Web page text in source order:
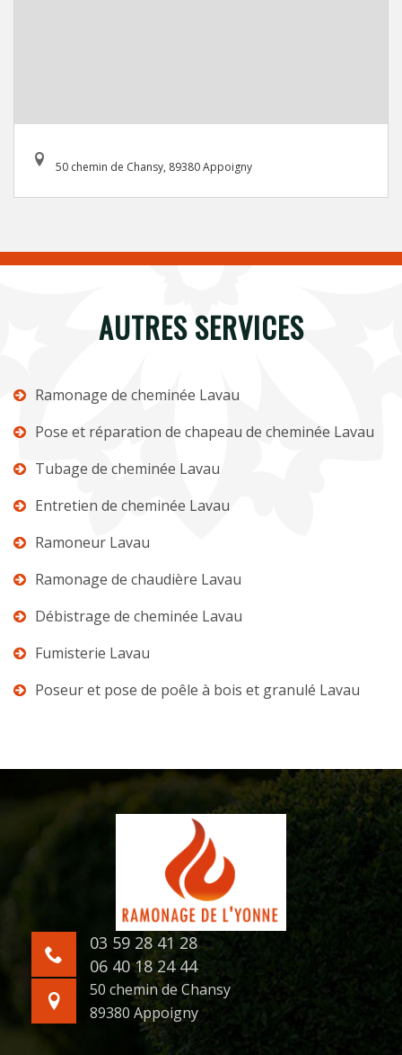
50 chemin de Chansy, 89380 Appoigny
AUTRES SERVICES
Ramonage de cheminée Lavau
Pose et réparation de chapeau de cheminée Lavau
Tubage de cheminée Lavau
Entretien de cheminée Lavau
Ramoneur Lavau
Ramonage de chaudière Lavau
Débistrage de cheminée Lavau
Fumisterie Lavau
Poseur et pose de poêle à bois et granulé Lavau
03 59 28 41 28
06 40 18 24 44
50 chemin de Chansy
89380 Appoigny